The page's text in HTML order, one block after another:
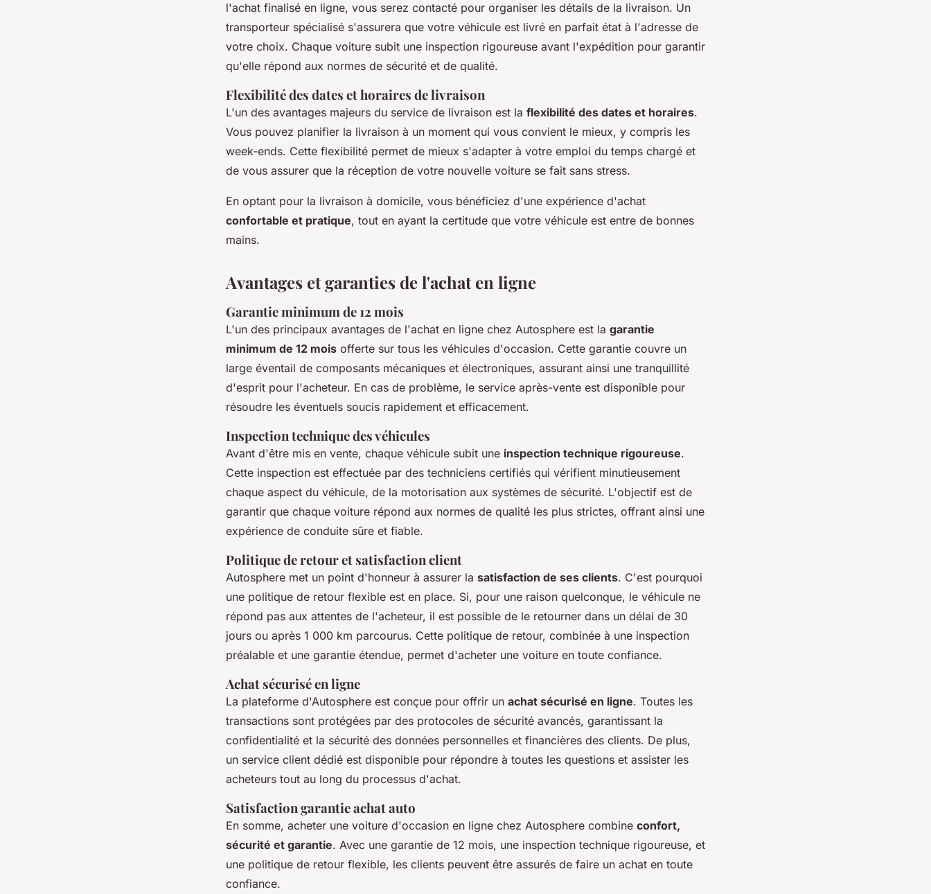
l'achat finalisé en ligne, vous serez contacté pour organiser les détails de la livraison. Un
transporteur spécialisé s'assurera que votre véhicule est livré en parfait état à l'adresse de
votre choix. Chaque voiture subit une inspection rigoureuse avant l'expédition pour garantir
qu'elle répond aux normes de sécurité et de qualité.
Flexibilité des dates et horaires de livraison
L'un des avantages majeurs du service de livraison est la flexibilité des dates et horaires.
Vous pouvez planifier la livraison à un moment qui vous convient le mieux, y compris les
week-ends. Cette flexibilité permet de mieux s'adapter à votre emploi du temps chargé et
de vous assurer que la réception de votre nouvelle voiture se fait sans stress.
En optant pour la livraison à domicile, vous bénéficiez d'une expérience d'achat
confortable et pratique, tout en ayant la certitude que votre véhicule est entre de bonnes
mains.
Avantages et garanties de l'achat en ligne
Garantie minimum de 12 mois
L'un des principaux avantages de l'achat en ligne chez Autosphere est la garantie
minimum de 12 mois offerte sur tous les véhicules d'occasion. Cette garantie couvre un
large éventail de composants mécaniques et électroniques, assurant ainsi une tranquillité
d'esprit pour l'acheteur. En cas de problème, le service après-vente est disponible pour
résoudre les éventuels soucis rapidement et efficacement.
Inspection technique des véhicules
Avant d'être mis en vente, chaque véhicule subit une inspection technique rigoureuse.
Cette inspection est effectuée par des techniciens certifiés qui vérifient minutieusement
chaque aspect du véhicule, de la motorisation aux systèmes de sécurité. L'objectif est de
garantir que chaque voiture répond aux normes de qualité les plus strictes, offrant ainsi une
expérience de conduite sûre et fiable.
Politique de retour et satisfaction client
Autosphere met un point d'honneur à assurer la satisfaction de ses clients. C'est pourquoi
une politique de retour flexible est en place. Si, pour une raison quelconque, le véhicule ne
répond pas aux attentes de l'acheteur, il est possible de le retourner dans un délai de 30
jours ou après 1 000 km parcourus. Cette politique de retour, combinée à une inspection
préalable et une garantie étendue, permet d'acheter une voiture en toute confiance.
Achat sécurisé en ligne
La plateforme d'Autosphere est conçue pour offrir un achat sécurisé en ligne. Toutes les
transactions sont protégées par des protocoles de sécurité avancés, garantissant la
confidentialité et la sécurité des données personnelles et financières des clients. De plus,
un service client dédié est disponible pour répondre à toutes les questions et assister les
acheteurs tout au long du processus d'achat.
Satisfaction garantie achat auto
En somme, acheter une voiture d'occasion en ligne chez Autosphere combine confort,
sécurité et garantie. Avec une garantie de 12 mois, une inspection technique rigoureuse, et
une politique de retour flexible, les clients peuvent être assurés de faire un achat en toute
confiance.